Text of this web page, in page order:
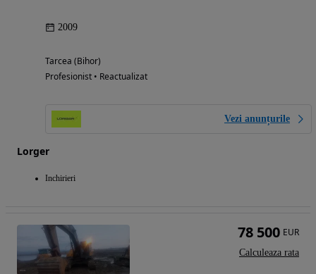
2009
Tarcea (Bihor)
Profesionist • Reactualizat
Vezi anunțurile
Lorger
Inchirieri
78 500 EUR
Calculeaza rata